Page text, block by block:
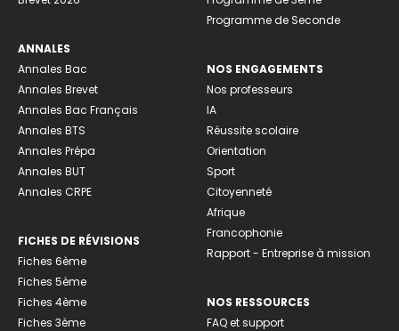
ANNALES
Annales Bac
Annales Brevet
Annales Bac Français
Annales BTS
Annales Prépa
Annales BUT
Annales CRPE
FICHES DE RÉVISIONS
Fiches 6ème
Fiches 5ème
Fiches 4ème
Fiches 3ème
Programme de Seconde
NOS ENGAGEMENTS
Nos professeurs
IA
Réussite scolaire
Orientation
Sport
Citoyenneté
Afrique
Francophonie
Rapport - Entreprise à mission
NOS RESSOURCES
FAQ et support